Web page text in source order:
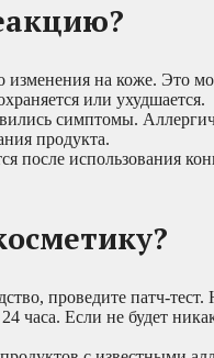
на коже. Это
или ухудшается.
симптомы.
продукта.
после использования
проведите патч-
часа. Если не будет